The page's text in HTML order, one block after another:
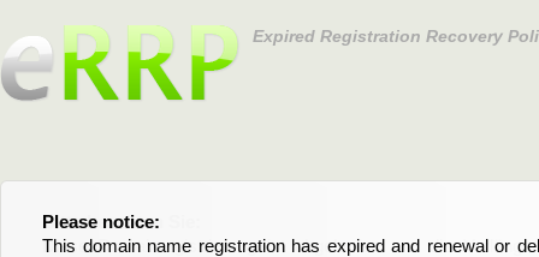
Expired Registration Recovery
Please notice:
This domain name registration has expired and renewal or
Bitte beachten Sie:
Diese Domainregistrierung ist abgelaufen und die